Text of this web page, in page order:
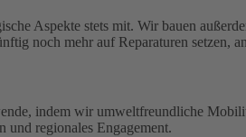
Aspekte stets mit. Wir bauen
noch mehr auf Reparaturen setzen,
indem wir umweltfreundliche
und regionales Engagement.